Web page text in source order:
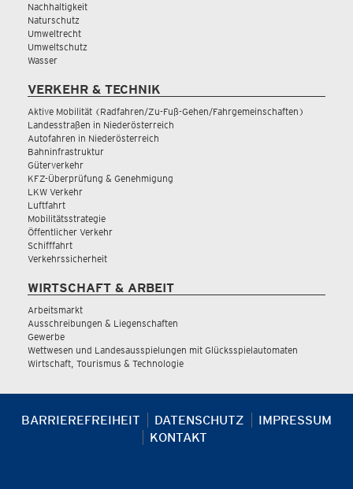
Nachhaltigkeit
Naturschutz
Umweltrecht
Umweltschutz
Wasser
VERKEHR & TECHNIK
Aktive Mobilität (Radfahren/Zu-Fuß-Gehen/Fahrgemeinschaften)
Landesstraßen in Niederösterreich
Autofahren in Niederösterreich
Bahninfrastruktur
Güterverkehr
KFZ-Überprüfung & Genehmigung
LKW Verkehr
Luftfahrt
Mobilitätsstrategie
Öffentlicher Verkehr
Schifffahrt
Verkehrssicherheit
WIRTSCHAFT & ARBEIT
Arbeitsmarkt
Ausschreibungen & Liegenschaften
Gewerbe
Wettwesen und Landesausspielungen mit Glücksspielautomaten
Wirtschaft, Tourismus & Technologie
BARRIEREFREIHEIT DATENSCHUTZ
IMPRESSUM
KONTAKT